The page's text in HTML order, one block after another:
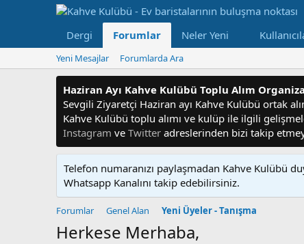
Dergi Forumlar Neler Yeni
Yeni Mesajlar Forumlarda Ara
Haziran Ayı Kahve Kulübü Toplu Alım
Sevgili Ziyaretçi Haziran ayı Kahve Kulübü ortak
Kahve Kulübü toplu alımı ve kulüp ile ilgili
Instagram ve Twitter adreslerinden bizi takip
Telefon numaranızı paylaşmadan Kahve Kulübü
Whatsapp Kanalını takip edebilirsiniz.
Forumlar Genel Alan Yeni Üyeler - Tanışma
Herkese Merhaba,